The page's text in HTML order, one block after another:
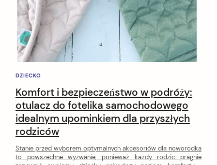
DZIECKO
Komfort i bezpieczeństwo w podróży:
otulacz do fotelika samochodowego
idealnym upominkiem dla przyszłych
rodziców
Stanie przed wyborem optymalnych akcesoriów dla noworodka
to powszechne wyzwanie, ponieważ każdy rodzic pragnie